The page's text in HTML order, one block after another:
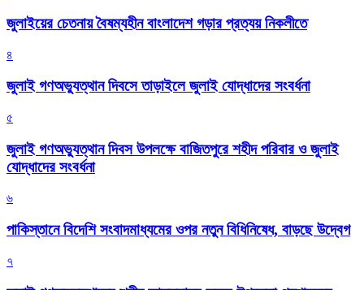
জুলাইয়ের চেতনায় বৈষম্যহীন বাংলাদেশ গড়ার প্রত্যয় নিকলীতে
৪
জুলাই গণঅভ্যুত্থান দিবসে তাড়াইলে জুলাই যোদ্ধাদের সংবর্ধনা
৫
জুলাই গণঅভ্যুত্থান দিবস উপলক্ষে বাজিতপুরে শহীদ পরিবার ও জুলাই
যোদ্ধাদের সংবর্ধনা
৬
পাকিস্তানে বিদেশি সংবাদমাধ্যমের ওপর নতুন বিধিনিষেধ, বাড়ছে উদ্বেগ
৭